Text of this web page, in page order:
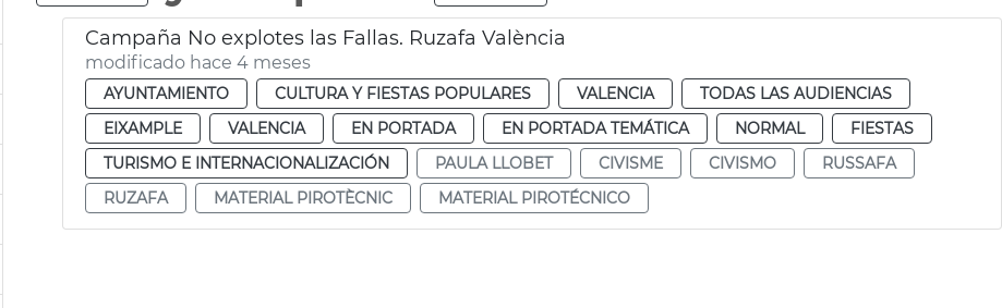
Campaña No explotes las Fallas. Ruzafa València
modificado hace 4 meses
AYUNTAMIENTO CULTURA Y FIESTAS POPULARES VALENCIA
TODAS LAS AUDIENCIAS
EIXAMPLE
VALENCIA EN PORTADA EN PORTADA TEMÁTICA NORMAL
FIESTAS
TURISMO E INTERNACIONALIZACIÓN
PAULA LLOBET CIVISME CIVISMO
RUSSAFA
RUZAFA
MATERIAL PIROTÈCNIC MATERIAL PIROTÉCNICO